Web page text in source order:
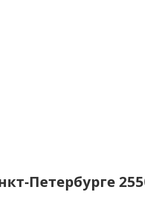
Петербурге